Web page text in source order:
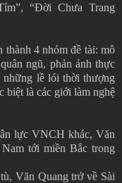
“Đời Chưa Trang
thành 4 nhóm đề tài: mô
ngũ, phản ảnh thực
những lề lói thời thượng
biệt là các giới làm nghệ
lực VNCH khác, Văn
tới miền Bắc trong
Văn Quang trở về Sài